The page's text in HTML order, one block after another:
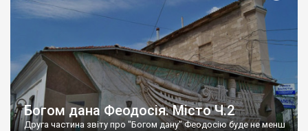
Богом дана Феодосія. Місто Ч.2
Друга частина звіту про "Богом дану" Феодосію буде не менш